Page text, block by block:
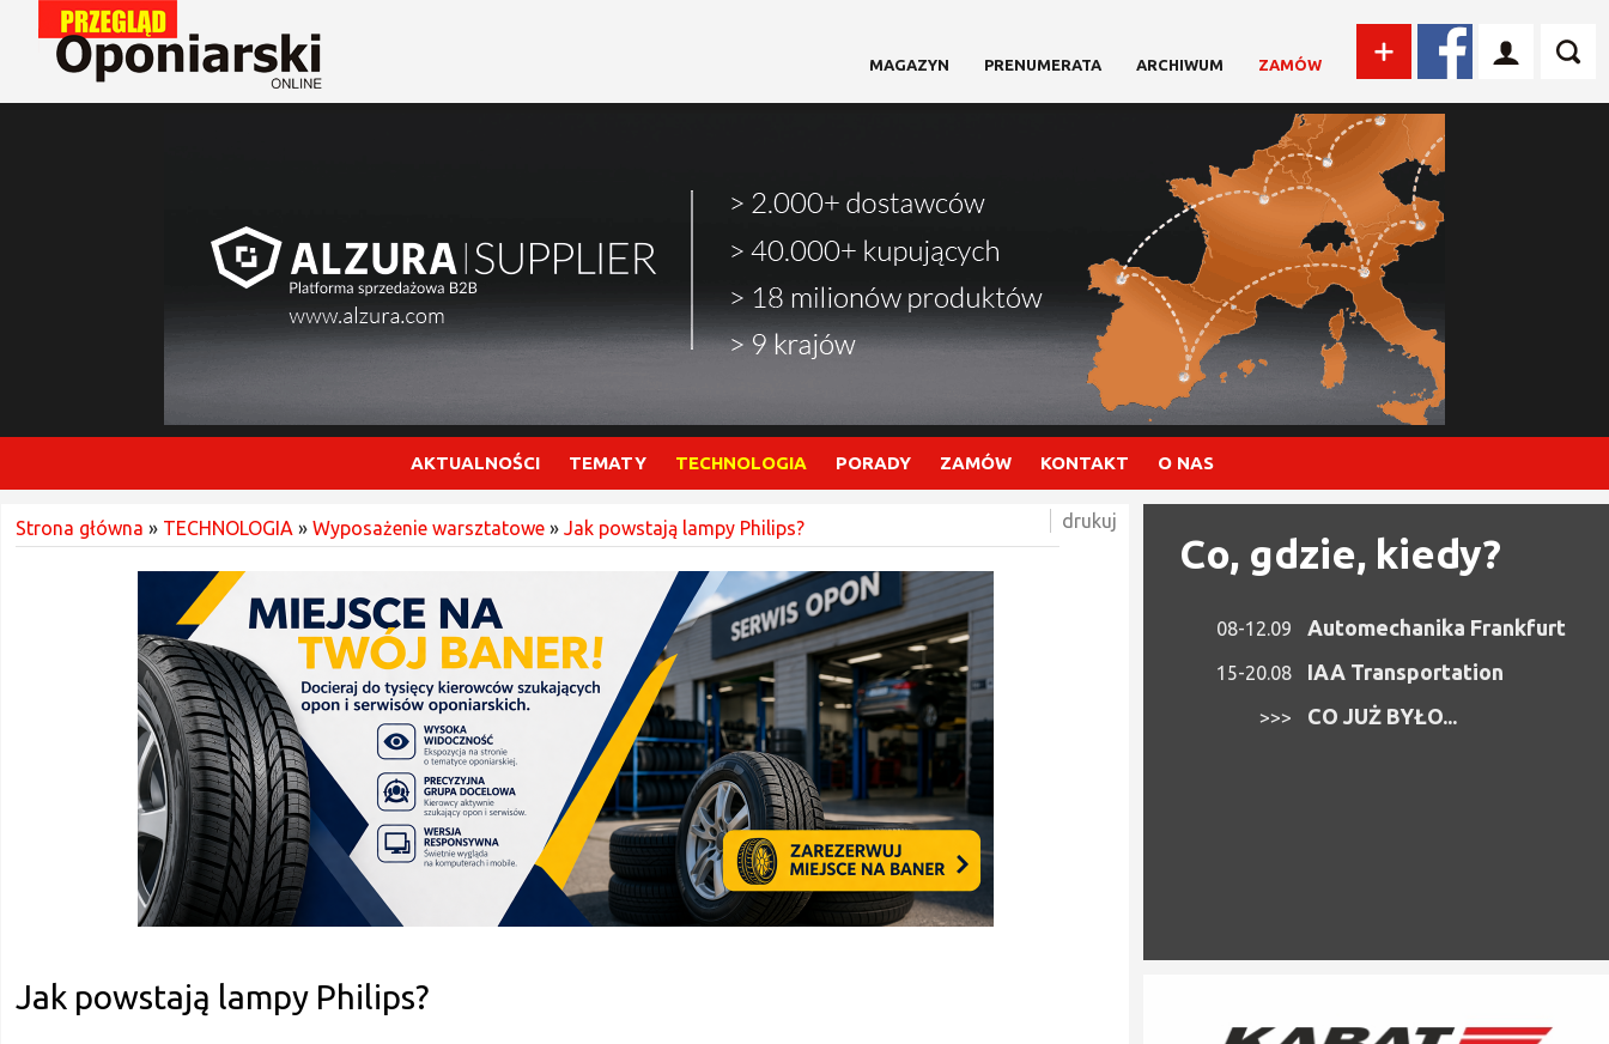
MAGAZYN PRENUMERATA ARCHIWUM ZAMÓW
AKTUALNOŚCI TEMATY TECHNOLOGIA PORADY ZAMÓW KONTAKT O NAS
Strona główna » TECHNOLOGIA » Wyposażenie warsztatowe » Jak powstają lampy Philips?
Jak powstają lampy Philips?
drukuj
Co, gdzie, kiedy?
08-12.09 Automechanika Frankfurt
15-20.08 IAA Transportation
>>> CO JUŻ BYŁO...